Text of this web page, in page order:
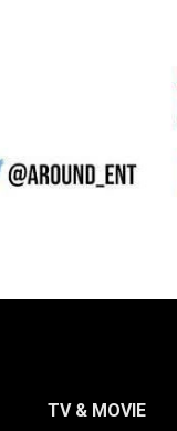
TV & MOVIE